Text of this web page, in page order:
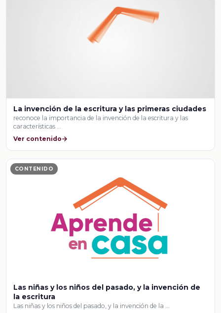
La invención de la escritura y las primeras ciudades
reconoce la importancia de la invención de la escritura y las
características …
Ver contenido
CONTENIDO
Las niñas y los niños del pasado, y la invención de
la escritura
Las niñas y los niños del pasado, y la invención de la …